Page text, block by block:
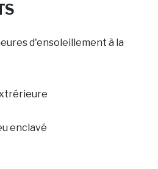
d'ensoleillement à la
enclavé